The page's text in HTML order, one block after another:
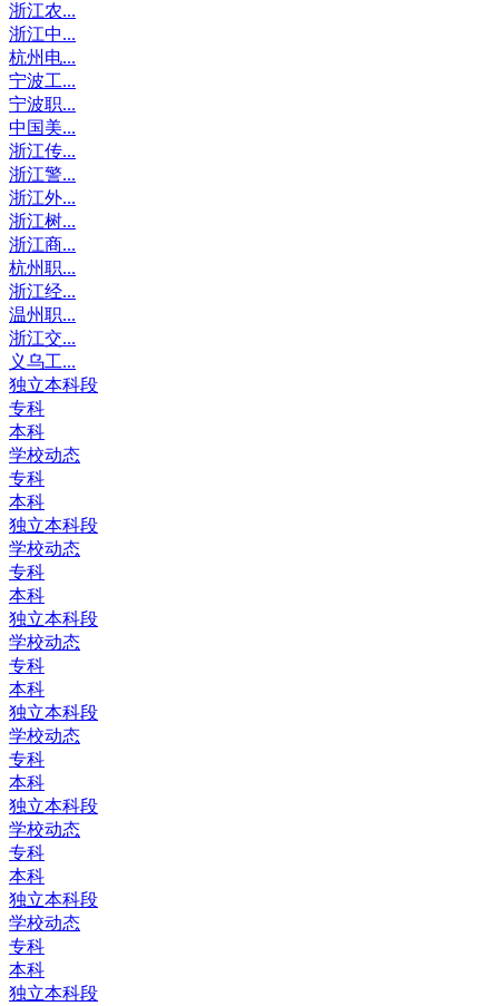
浙江农...
浙江中...
杭州电...
宁波工...
宁波职...
中国美...
浙江传...
浙江警...
浙江外...
浙江树...
浙江商...
杭州职...
浙江经...
温州职...
浙江交...
义乌工...
独立本科段
专科
本科
学校动态
专科
本科
独立本科段
学校动态
专科
本科
独立本科段
学校动态
专科
本科
独立本科段
学校动态
专科
本科
独立本科段
学校动态
专科
本科
独立本科段
学校动态
专科
本科
独立本科段